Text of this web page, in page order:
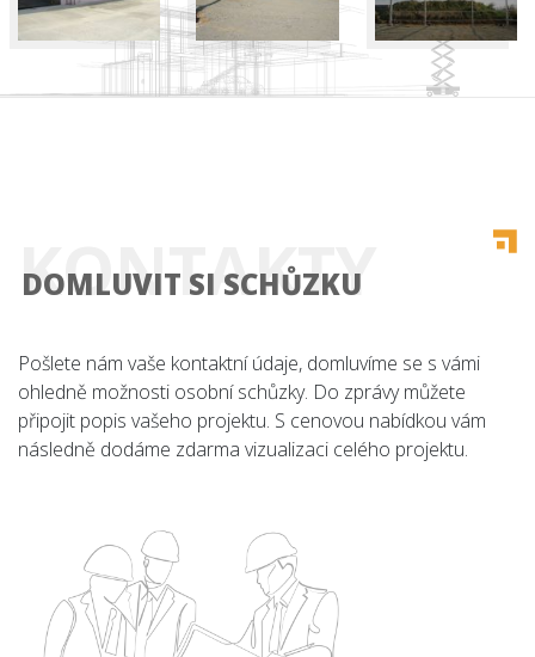
Co nabízíme
O nás
Kariéra
kalkulačka
DOMLUVIT SI SCHŮZKU
KONTAKTY
Pošlete nám vaše kontaktní údaje, domluvíme se s vámi
ohledně možnosti osobní schůzky. Do zprávy můžete
připojit popis vašeho projektu. S cenovou nabídkou vám
následně dodáme zdarma vizualizaci celého projektu.